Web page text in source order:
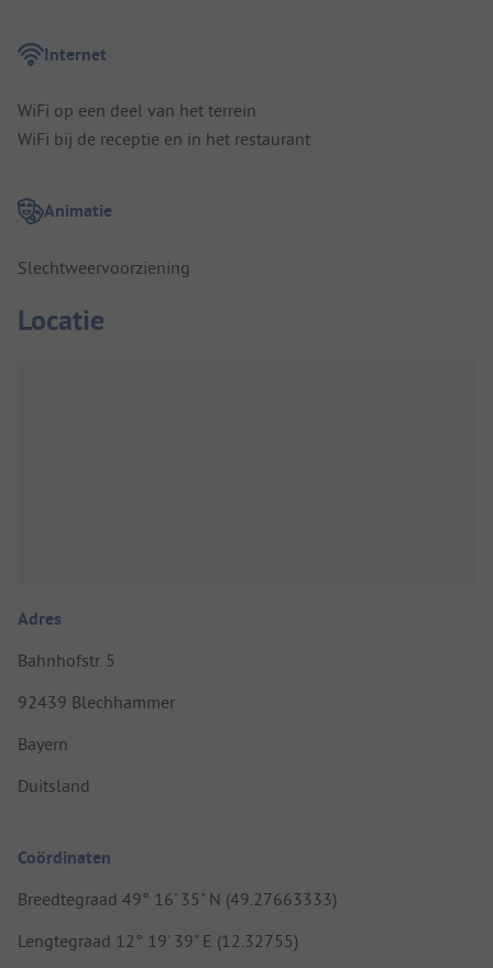
Internet
WiFi op een deel van het terrein
WiFi bij de receptie en in het restaurant
Animatie
Slechtweervoorziening
Locatie
Adres
Bahnhofstr. 5
92439 Blechhammer
Bayern
Duitsland
Coördinaten
Breedtegraad 49° 16' 35" N (49.27663333)
Lengtegraad 12° 19' 39" E (12.32755)